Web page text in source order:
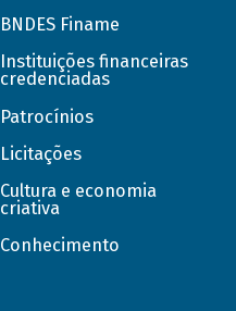
BNDES Finame
Instituições financeiras
credenciadas
Patrocínios
Licitações
Cultura e economia
criativa
Conhecimento